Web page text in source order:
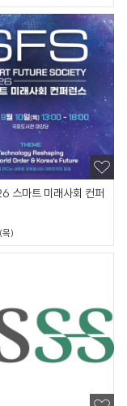
스마트 미래사회 컨퍼
목)